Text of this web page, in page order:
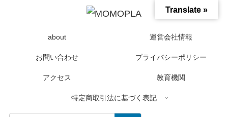
about 運営会社情報
お問い合わせ プライバシーポリシー
アクセス 教育機関
特定商取引法に基づく表記
Translate »